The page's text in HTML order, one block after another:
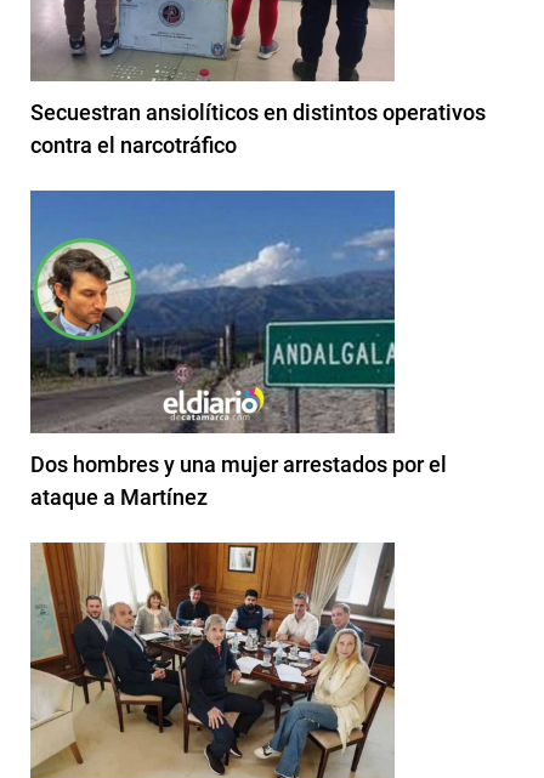
Secuestran ansiolíticos en distintos operativos
contra el narcotráfico
Dos hombres y una mujer arrestados por el
ataque a Martínez